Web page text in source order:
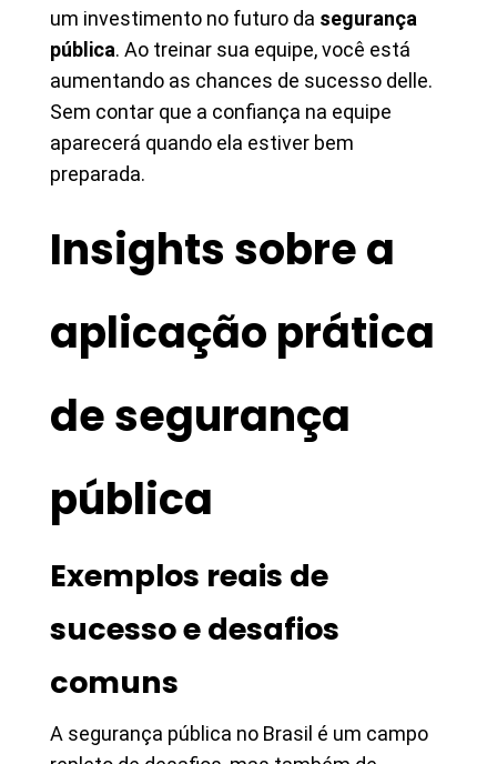
um investimento no futuro da segurança
pública. Ao treinar sua equipe, você está
aumentando as chances de sucesso delle.
Sem contar que a confiança na equipe
aparecerá quando ela estiver bem
preparada.
Insights sobre a
aplicação prática
de segurança
pública
Exemplos reais de
sucesso e desafios
comuns
A segurança pública no Brasil é um campo